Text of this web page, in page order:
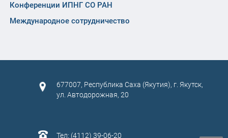
Конференции ИПНГ СО РАН
Международное сотрудничество
677007, Республика Саха (Якутия), г. Якутск,
ул. Автодорожная, 20
Тел: (4112) 39-06-20